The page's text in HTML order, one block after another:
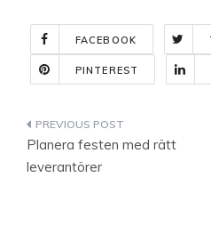
FACEBOOK
PINTEREST
Indlægsnavigation
Planera festen med rätt
leverantörer